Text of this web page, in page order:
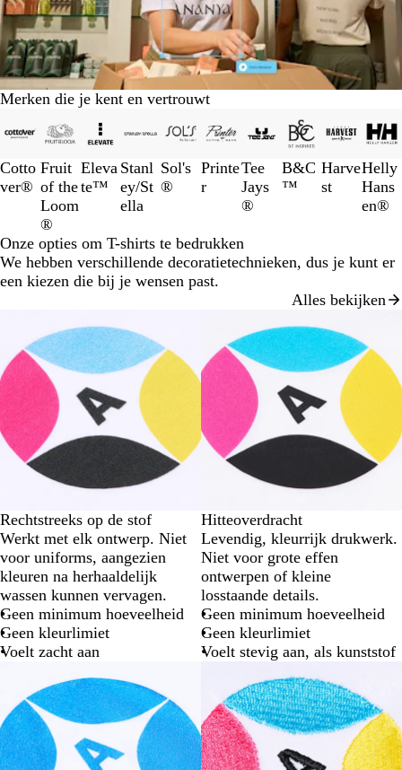
Merken die je kent en vertrouwt
Cotto
ver®
Fruit
of the
Loom
®
Eleva
te™
Stanl
ey/St
ella
Sol's
®
Printe
r
Tee
Jays
®
B&C
™
Harve
st
Helly
Hans
en®
1
3
van
Onze opties om T-shirts te bedrukken
We hebben verschillende decoratietechnieken, dus je kunt er
een kiezen die bij je wensen past.
Alles bekijken
Rechtstreeks op de stof
Werkt met elk ontwerp. Niet
voor uniforms, aangezien
kleuren na herhaaldelijk
wassen kunnen vervagen.
Geen minimum hoeveelheid
Geen kleurlimiet
Voelt zacht aan
Hitteoverdracht
Levendig, kleurrijk drukwerk.
Niet voor grote effen
ontwerpen of kleine
losstaande details.
Geen minimum hoeveelheid
Geen kleurlimiet
Voelt stevig aan, als kunststof